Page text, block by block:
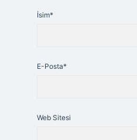
İsim*
E-Posta*
Web Sitesi